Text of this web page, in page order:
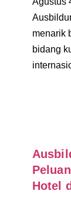
menarik
bidang
Hotel